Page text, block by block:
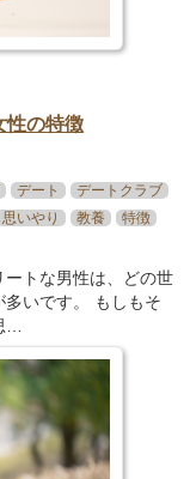
性の特徴
デート
デートクラブ
思いやり 教養
特徴
トな男性は、どの世
いです。 もしもそ
…